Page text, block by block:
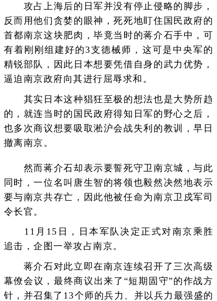
攻占上海后的日军并没有停止侵略的脚步，
反而用他们贪婪的眼神，死死地盯住国民政府的
首都南京这块肥肉，毕竟当时的蒋介石手中，可
有着刚刚组建好的3支德械师，这可是中央军的
精锐部队，因此日本想要凭借自身的武力优势，
逼迫南京政府向其进行屈辱求和。
其实日本这种猖狂至极的想法也是大势所趋
的，就连当时的国民政府得知日军的野心之后，
也多次商议想要吸取淞沪会战失利的教训，早日
撤离南京。
然而蒋介石却表示要誓死守卫南京城，与此
同时，一位名叫唐生智的将领也毅然决然地表示
要与南京共存亡，因此他被任命为南京卫戍军司
令长官。
11月15日，日本军队决定正式对南京乘胜
追击，企图一举攻占南京。
蒋介石对此立即在南京连续召开了三次高级
幕僚会议，最终商议出来了“短期固守”的作战方
针，并召集了13个师的兵力、并以兵力最强盛的